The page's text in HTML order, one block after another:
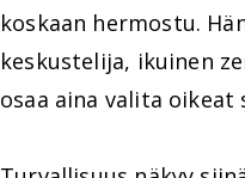
koskaan hermostu.
keskustelija, ikuinen
osaa aina valita oikeat